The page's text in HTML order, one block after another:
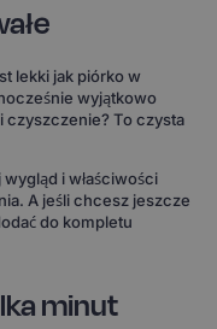
lekki jak piórko w
wyjątkowo
czyszczenie? To czysta
wygląd i właściwości
A jeśli chcesz jeszcze
do kompletu
minut